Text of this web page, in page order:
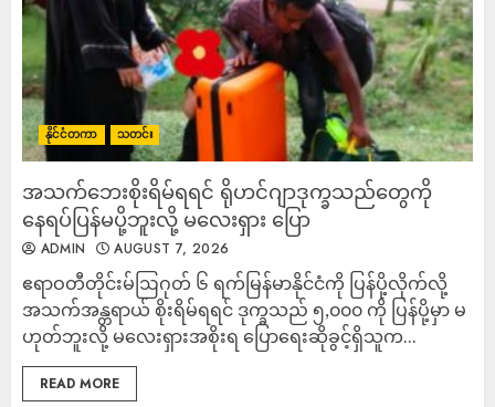
နိုင်ငံတကာ သတင်း
အသက်ဘေးစိုးရိမ်ရရင် ရိုဟင်ဂျာဒုက္ခသည်တွေကို
နေရပ်ပြန်မပို့ဘူးလို့ မလေးရှား ပြော
ADMIN AUGUST 7, 2026
ဧရာဝတီတိုင်းမ်ဩဂုတ် ၆ ရက်မြန်မာနိုင်ငံကို ပြန်ပို့လိုက်လို့
အသက်အန္တရာယ် စိုးရိမ်ရရင် ဒုက္ခသည် ၅,၀၀၀ ကို ပြန်ပို့မှာ မ
ဟုတ်ဘူးလို့ မလေးရှားအစိုးရ ပြောရေးဆိုခွင့်ရှိသူက...
READ MORE